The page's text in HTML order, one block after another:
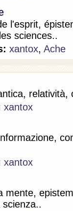
l'esprit,
sciences..
xantox, Ache
relatività,
xantox
xantox
mente,